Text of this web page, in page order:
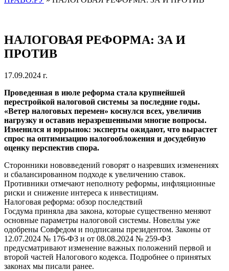
НАЛОГОВАЯ РЕФОРМА: ЗА И
ПРОТИВ
17.09.2024 г.
Проведенная в июле реформа стала крупнейшей
перестройкой налоговой системы за последние годы.
«Ветер налоговых перемен» коснулся всех, увеличив
нагрузку и оставив неразрешенными многие вопросы.
Изменился и юррынок: эксперты ожидают, что вырастет
спрос на оптимизацию налогообложения и досудебную
оценку перспектив спора.
Сторонники нововведений говорят о назревших изменениях
и сбалансированном подходе к увеличению ставок.
Противники отмечают неполноту реформы, инфляционные
риски и снижение интереса к инвестициям.
Налоговая реформа: обзор последствий
Госдума приняла два закона, которые существенно меняют
основные параметры налоговой системы. Новеллы уже
одобрены Совфедом и подписаны президентом. Законы от
12.07.2024 № 176-ФЗ и от 08.08.2024 № 259-ФЗ
предусматривают изменение важных положений первой и
второй частей Налогового кодекса. Подробнее о принятых
законах мы писали ранее.